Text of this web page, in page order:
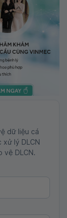
dữ liệu cá
xử lý DLCN
vệ DLCN.